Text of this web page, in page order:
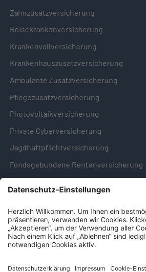
Zahnzusatzversicherung
Reisekrankenversicherung
Krankenvollversicherung
Krankenhauszusatzversicherung
Ambulante Zusatzversicherung
Pflegezusatzversicherung
Photovoltaikversicherung
Private Cyberversicherung
Jagdhaftpflichtversicherung
Fondsgebundene Rentenversicherung
Hinweise & Informationen
Impressum
Datenschutz